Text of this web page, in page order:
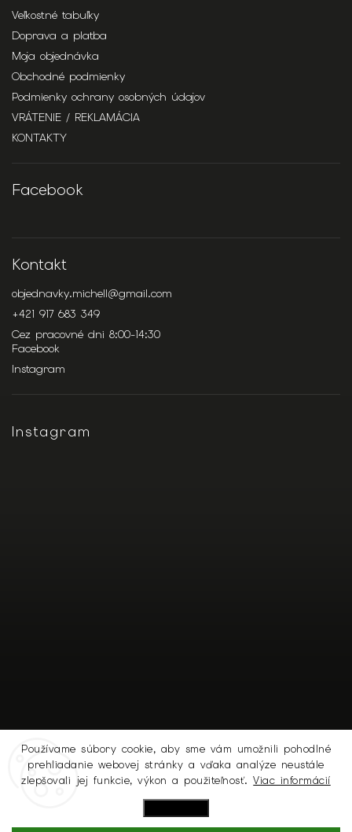
Používame súbory cookie, aby sme vám umožnili pohodlné
prehliadanie webovej stránky a vďaka analýze neustále
zlepšovali jej funkcie, výkon a použiteľnosť.Viac informácií
Veľkostné tabuľky
Doprava a platba
Moja objednávka
Obchodné podmienky
Podmienky ochrany osobných údajov
VRÁTENIE / REKLAMÁCIA
KONTAKTY
Facebook
Kontakt
objednavky.michell@gmail.com
+421 917 683 349
Cez pracovné dni 8:00-14:30
Facebook
Instagram
Instagram
Sledovať na Instagrame
Copyright 2026MICHELL.SK. Všetky práva vyhradené.